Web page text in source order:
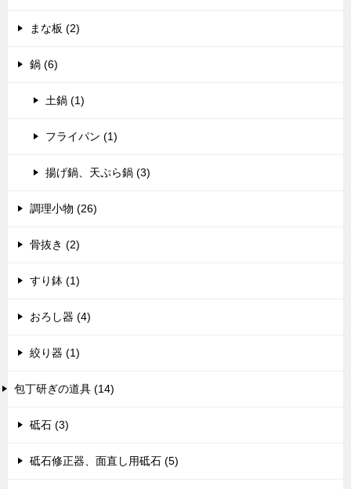
まな板 (2)
鍋 (6)
土鍋 (1)
フライパン (1)
揚げ鍋、天ぷら鍋 (3)
調理小物 (26)
骨抜き (2)
すり鉢 (1)
おろし器 (4)
絞り器 (1)
包丁研ぎの道具 (14)
砥石 (3)
砥石修正器、面直し用砥石 (5)